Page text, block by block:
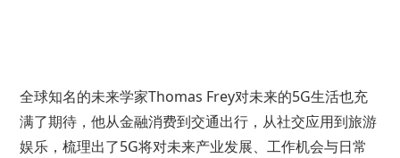
全球知名的未来学家Thomas Frey对未来的5G生活也充
满了期待，他从金融消费到交通出行，从社交应用到旅游
娱乐，梳理出了5G将对未来产业发展、工作机会与日常